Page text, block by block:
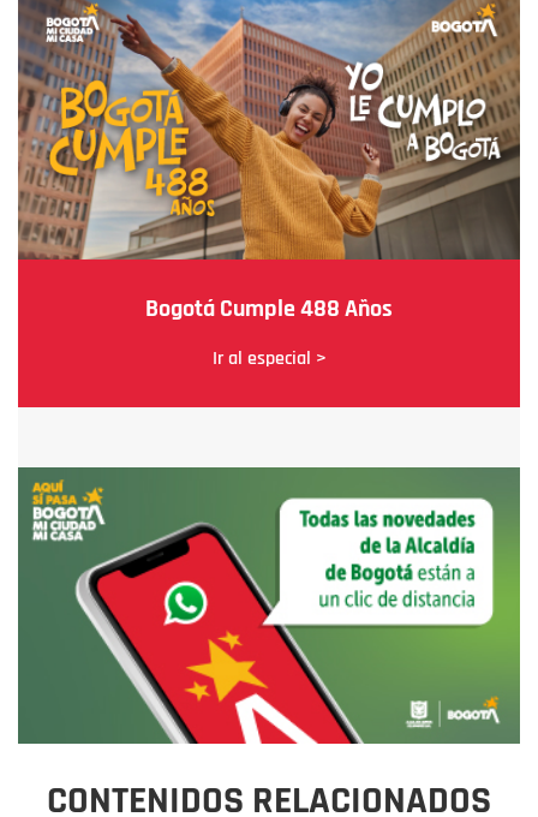
Bogotá Cumple 488 Años
Ir al especial >
CONTENIDOS RELACIONADOS